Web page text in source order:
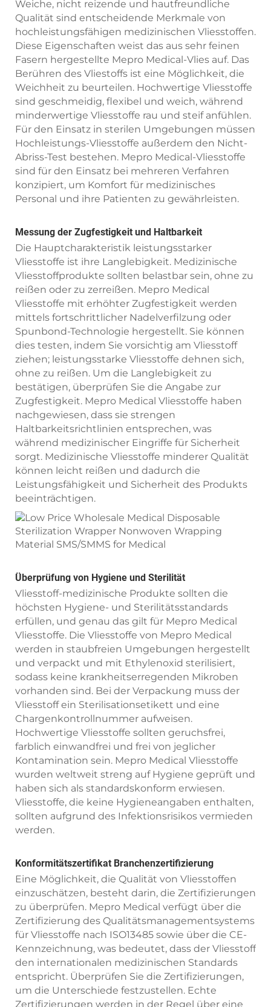
Weiche, nicht reizende und hautfreundliche
Qualität sind entscheidende Merkmale von
hochleistungsfähigen medizinischen Vliesstoffen.
Diese Eigenschaften weist das aus sehr feinen
Fasern hergestellte Mepro Medical-Vlies auf. Das
Berühren des Vliestoffs ist eine Möglichkeit, die
Weichheit zu beurteilen. Hochwertige Vliesstoffe
sind geschmeidig, flexibel und weich, während
minderwertige Vliesstoffe rau und steif anfühlen.
Für den Einsatz in sterilen Umgebungen müssen
Hochleistungs-Vliesstoffe außerdem den Nicht-
Abriss-Test bestehen. Mepro Medical-Vliesstoffe
sind für den Einsatz bei mehreren Verfahren
konzipiert, um Komfort für medizinisches
Personal und ihre Patienten zu gewährleisten.
Messung der Zugfestigkeit und Haltbarkeit
Die Hauptcharakteristik leistungsstarker
Vliesstoffe ist ihre Langlebigkeit. Medizinische
Vliesstoffprodukte sollten belastbar sein, ohne zu
reißen oder zu zerreißen. Mepro Medical
Vliesstoffe mit erhöhter Zugfestigkeit werden
mittels fortschrittlicher Nadelverfilzung oder
Spunbond-Technologie hergestellt. Sie können
dies testen, indem Sie vorsichtig am Vliesstoff
ziehen; leistungsstarke Vliesstoffe dehnen sich,
ohne zu reißen. Um die Langlebigkeit zu
bestätigen, überprüfen Sie die Angabe zur
Zugfestigkeit. Mepro Medical Vliesstoffe haben
nachgewiesen, dass sie strengen
Haltbarkeitsrichtlinien entsprechen, was
während medizinischer Eingriffe für Sicherheit
sorgt. Medizinische Vliesstoffe minderer Qualität
können leicht reißen und dadurch die
Leistungsfähigkeit und Sicherheit des Produkts
beeinträchtigen.
Überprüfung von Hygiene und Sterilität
Vliesstoff-medizinische Produkte sollten die
höchsten Hygiene- und Sterilitätsstandards
erfüllen, und genau das gilt für Mepro Medical
Vliesstoffe. Die Vliesstoffe von Mepro Medical
werden in staubfreien Umgebungen hergestellt
und verpackt und mit Ethylenoxid sterilisiert,
sodass keine krankheitserregenden Mikroben
vorhanden sind. Bei der Verpackung muss der
Vliesstoff ein Sterilisationsetikett und eine
Chargenkontrollnummer aufweisen.
Hochwertige Vliesstoffe sollten geruchsfrei,
farblich einwandfrei und frei von jeglicher
Kontamination sein. Mepro Medical Vliesstoffe
wurden weltweit streng auf Hygiene geprüft und
haben sich als standardskonform erwiesen.
Vliesstoffe, die keine Hygieneangaben enthalten,
sollten aufgrund des Infektionsrisikos vermieden
werden.
Konformitätszertifikat Branchenzertifizierung
Eine Möglichkeit, die Qualität von Vliesstoffen
einzuschätzen, besteht darin, die Zertifizierungen
zu überprüfen. Mepro Medical verfügt über die
Zertifizierung des Qualitätsmanagementsystems
für Vliesstoffe nach ISO13485 sowie über die CE-
Kennzeichnung, was bedeutet, dass der Vliesstoff
den internationalen medizinischen Standards
entspricht. Überprüfen Sie die Zertifizierungen,
um die Unterschiede festzustellen. Echte
Zertifizierungen werden in der Regel über eine